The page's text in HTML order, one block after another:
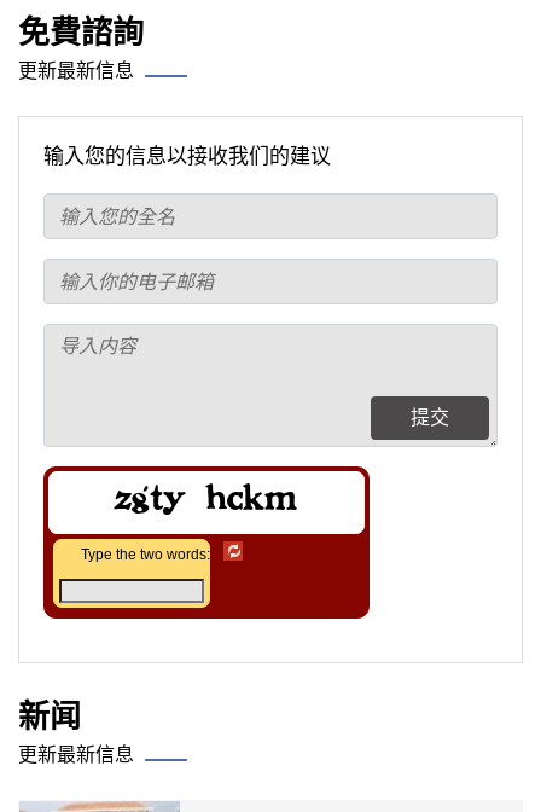
免費諮詢
更新最新信息
输入您的信息以接收我们的建议
提交
Type the two words:
新闻
更新最新信息